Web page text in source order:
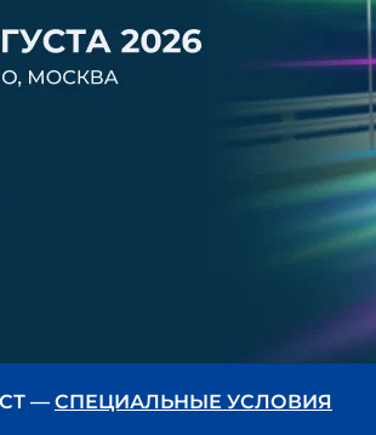
— СПЕЦИАЛЬНЫЕ УСЛОВИЯ